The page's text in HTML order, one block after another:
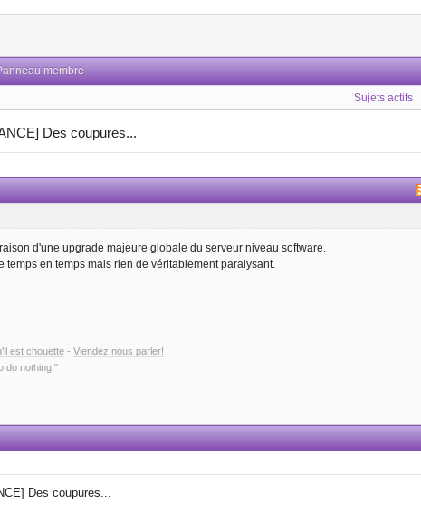
membre
Sujets actifs
Des coupures...
d'une upgrade majeure globale du serveur niveau software.
en temps mais rien de véritablement paralysant.
est chouette - Viendez nous parler!
do nothing."
Des coupures...